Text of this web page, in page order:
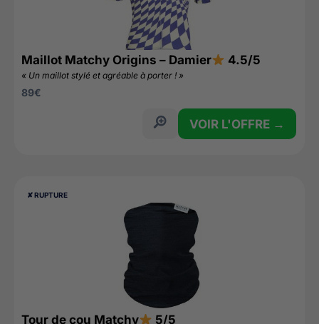
Maillot Matchy Origins – Damier 4.5/5
« Un maillot stylé et agréable à porter ! »
89€
VOIR L'OFFRE →
✘ RUPTURE
Tour de cou Matchy 5/5